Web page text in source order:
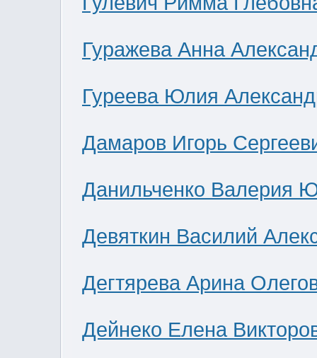
Гуражева Анна
Гуреева Юлия
Дамаров Игорь
Данильченко Валерия
Девяткин Василий
Дегтярева Арина
Дейнеко Елена